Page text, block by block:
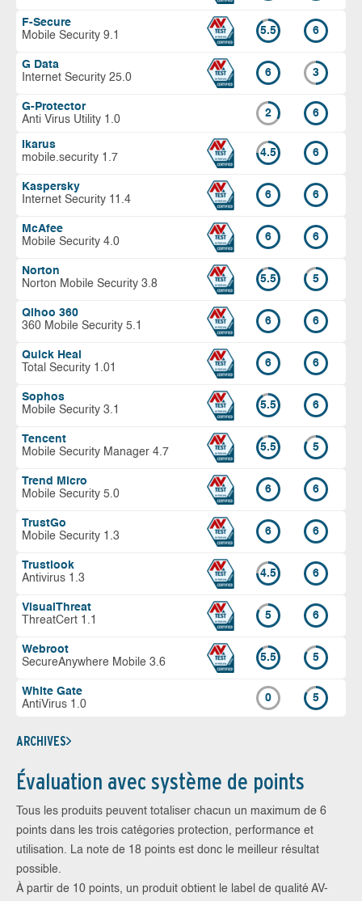
F-Secure
Mobile Security 9.1
5.5 6
G Data
Internet Security 25.0
6 3
G-Protector
Anti Virus Utility 1.0
2 6
Ikarus
mobile.security 1.7
4.5 6
Kaspersky
Internet Security 11.4
6 6
McAfee
Mobile Security 4.0
6 6
Norton
Norton Mobile Security 3.8
5.5 5
Qihoo 360
360 Mobile Security 5.1
6 6
Quick Heal
Total Security 1.01
6 6
Sophos
Mobile Security 3.1
5.5 6
Tencent
Mobile Security Manager 4.7
5.5 5
Trend Micro
Mobile Security 5.0
6 6
TrustGo
Mobile Security 1.3
6 6
Trustlook
Antivirus 1.3
4.5 6
VisualThreat
ThreatCert 1.1
5 6
Webroot
SecureAnywhere Mobile 3.6
5.5 5
White Gate
AntiVirus 1.0
0 5
ARCHIVES
Évaluation avec système de points
Tous les produits peuvent totaliser chacun un maximum de 6
points dans les trois catégories protection, performance et
utilisation. La note de 18 points est donc le meilleur résultat
possible.
À partir de 10 points, un produit obtient le label de qualité AV-